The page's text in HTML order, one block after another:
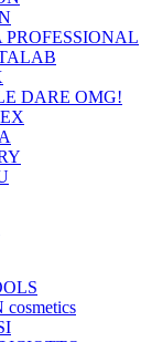
DARE OMG!